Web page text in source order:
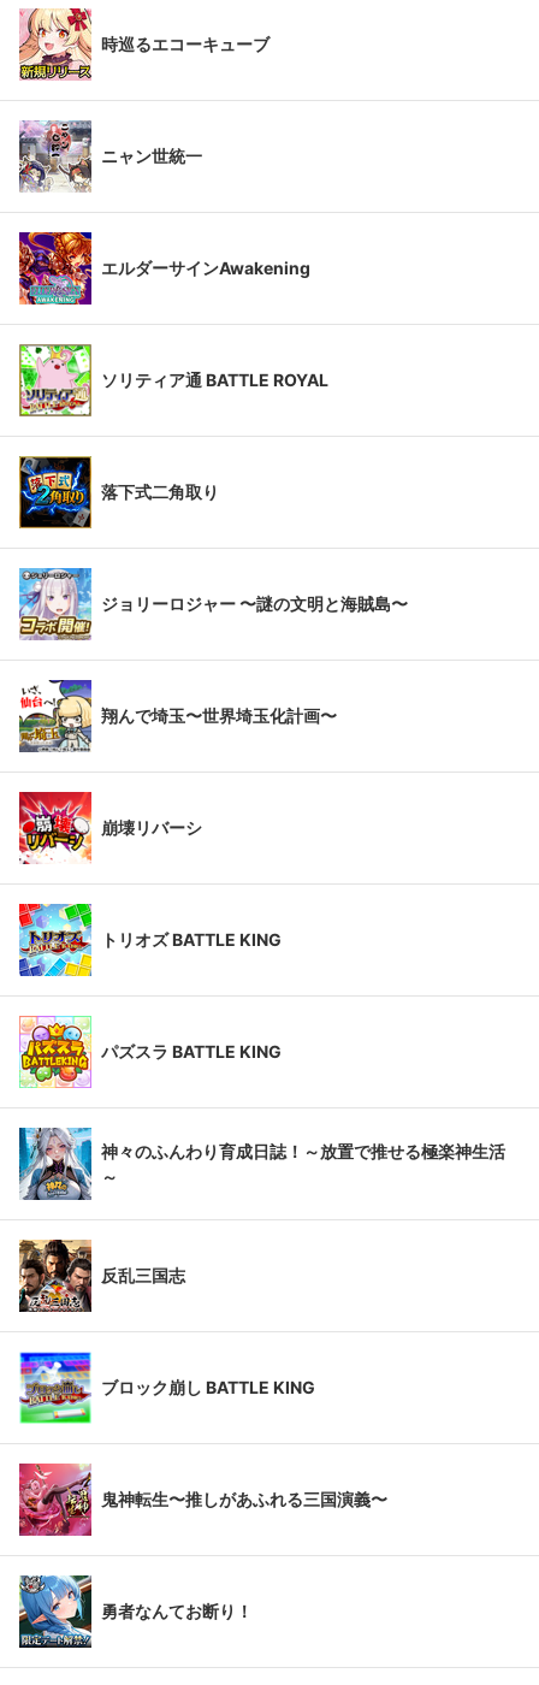
時巡るエコーキューブ
ニャン世統一
エルダーサインAwakening
ソリティア通 BATTLE ROYAL
落下式二角取り
ジョリーロジャー 〜謎の文明と海賊島〜
翔んで埼玉〜世界埼玉化計画〜
崩壊リバーシ
トリオズ BATTLE KING
パズスラ BATTLE KING
神々のふんわり育成日誌！～放置で推せる極楽神生活
～
反乱三国志
ブロック崩し BATTLE KING
鬼神転生〜推しがあふれる三国演義〜
勇者なんてお断り！